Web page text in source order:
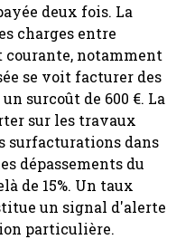
deux fois. La
charges entre
courante, notamment
se voit facturer des
surcoût de 600 €. La
sur les travaux
surfacturations dans
dépassements du
de 15%. Un taux
un signal d'alerte
particulière.